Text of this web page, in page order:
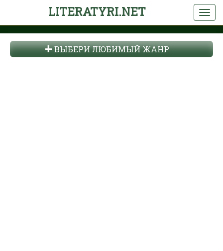
LITERATYRI.NET
ВЫБЕРИ ЛЮБИМЫЙ ЖАНР